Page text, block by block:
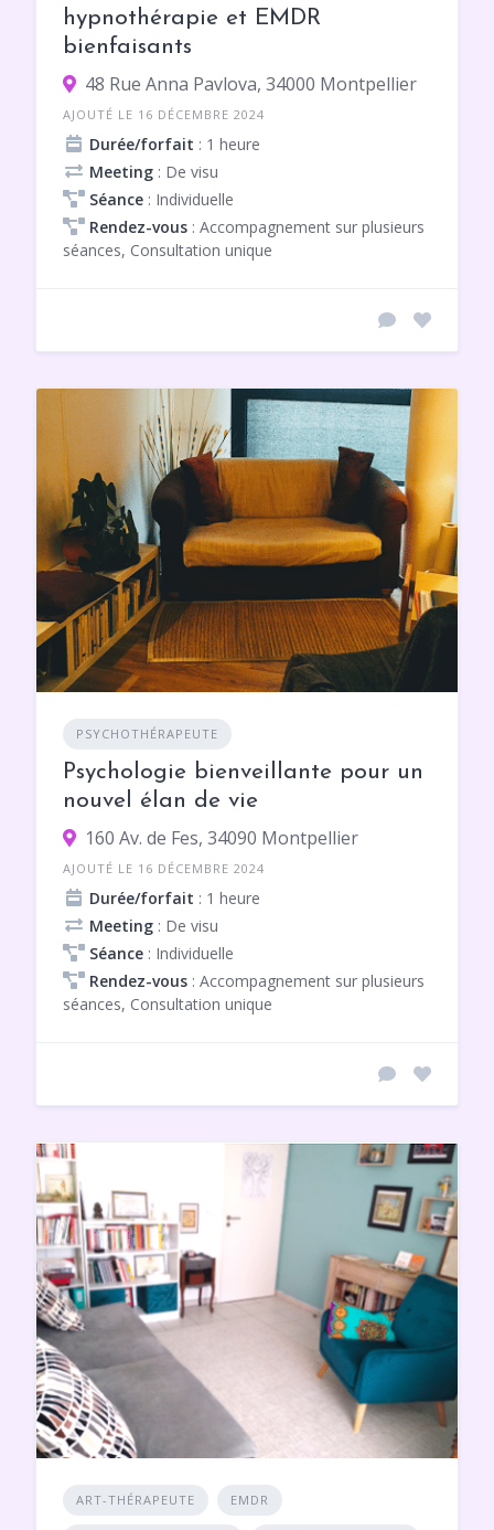
hypnothérapie et EMDR
bienfaisants
48 Rue Anna Pavlova, 34000 Montpellier
AJOUTÉ LE 16 DÉCEMBRE 2024
Durée/forfait : 1 heure
Meeting : De visu
Séance : Individuelle
Rendez-vous : Accompagnement sur plusieurs
séances, Consultation unique
PSYCHOTHÉRAPEUTE
Psychologie bienveillante pour un
nouvel élan de vie
160 Av. de Fes, 34090 Montpellier
AJOUTÉ LE 16 DÉCEMBRE 2024
Durée/forfait : 1 heure
Meeting : De visu
Séance : Individuelle
Rendez-vous : Accompagnement sur plusieurs
séances, Consultation unique
ART-THÉRAPEUTE EMDR